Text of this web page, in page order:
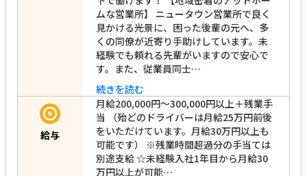
ムな営業所】 ニュータウン営業所で良く
見かける光景に、困った後輩の元へ、多
くの同僚が近寄り手助けしています。未
経験でも頼れる先輩がいますので安心で
す。また、従業員同士…
続きを読む
給与
月給200,000円～300,000円以上＋残業手
当 （殆どのドライバーは月給25万円前後
をいただけています。月給30万円以上も
可能です） ※残業時間超過分の手当ては
別途支給 ☆未経験入社1年目から月給30
万円以上が可能…